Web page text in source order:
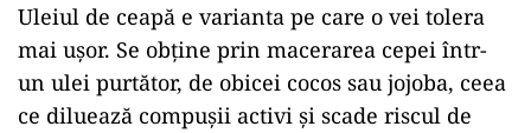
Uleiul de ceapă e varianta pe care o vei tolera
mai ușor. Se obține prin macerarea cepei într-
un ulei purtător, de obicei cocos sau jojoba, ceea
ce diluează compușii activi și scade riscul de